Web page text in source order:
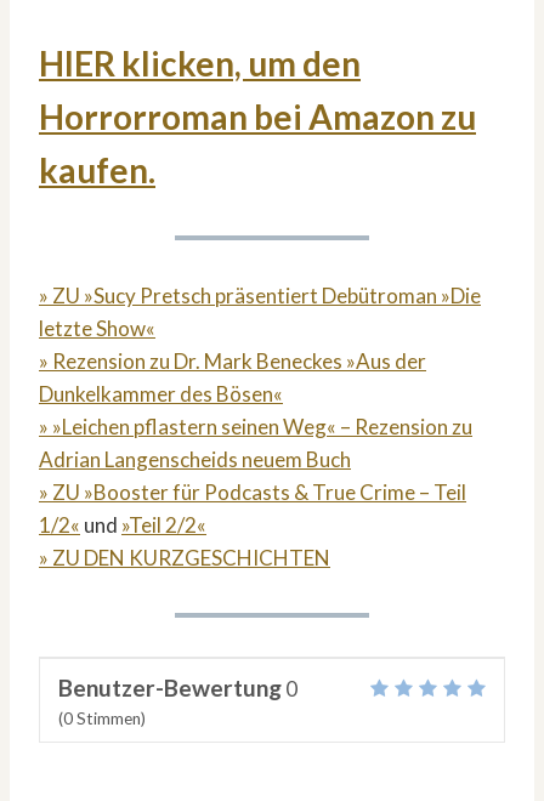
HIER klicken, um den
Horrorroman bei Amazon zu
kaufen.
» ZU »Sucy Pretsch präsentiert Debütroman »Die
letzte Show«
» Rezension zu Dr. Mark Beneckes »Aus der
Dunkelkammer des Bösen«
» »Leichen pflastern seinen Weg« – Rezension zu
Adrian Langenscheids neuem Buch
» ZU »Booster für Podcasts & True Crime – Teil
1/2« und »Teil 2/2«
» ZU DEN KURZGESCHICHTEN
Benutzer-Bewertung0
(0Stimmen)